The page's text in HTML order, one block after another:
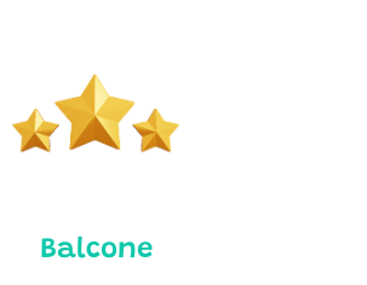
Balcone